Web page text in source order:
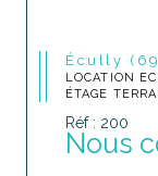
Écully
LOCATION
ÉTAGE
Réf : 200
Nous